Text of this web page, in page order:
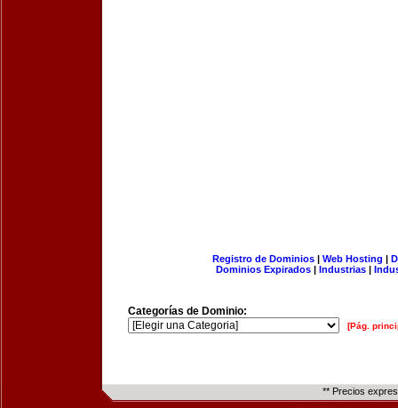
Registro de Dominios| Web Hosting |
Dominios Expirados | Industrias |
Categorías de Dominio:
[Pág.
** Precios